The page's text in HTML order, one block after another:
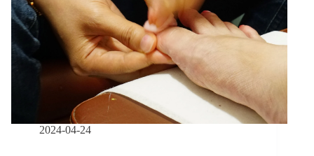
下》
炒
菜
食
聲
2024-04-24